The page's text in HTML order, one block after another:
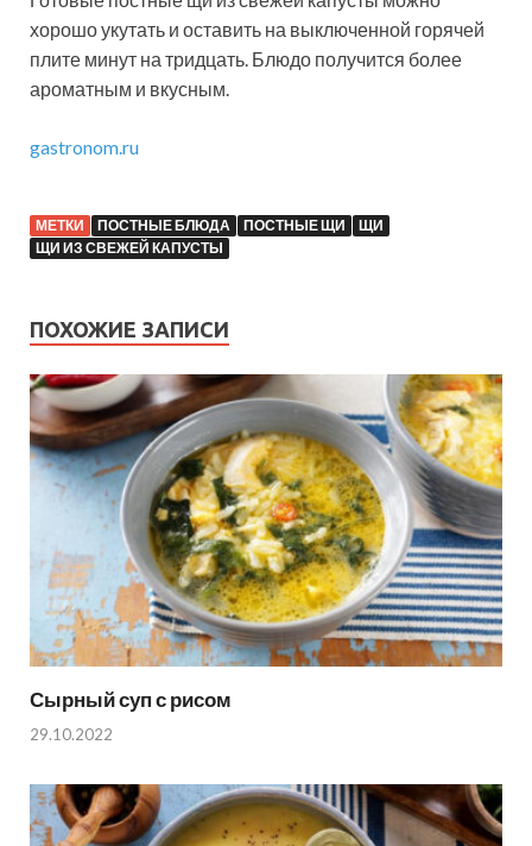
хорошо укутать и оставить на выключенной горячей
плите минут на тридцать. Блюдо получится более
ароматным и вкусным.
gastronom.ru
МЕТКИ ПОСТНЫЕ БЛЮДА ПОСТНЫЕ ЩИ
ЩИ
ЩИ ИЗ СВЕЖЕЙ КАПУСТЫ
ПОХОЖИЕ ЗАПИСИ
Сырный суп с рисом
29.10.2022